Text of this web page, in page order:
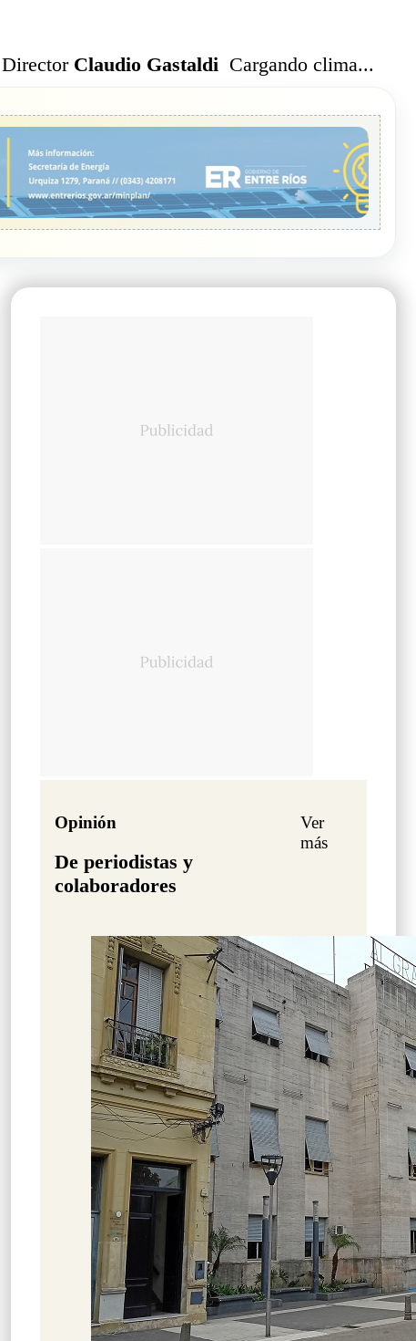
Director Claudio Gastaldi Cargando clima...
Opinión
De periodistas y
colaboradores
Ver
más